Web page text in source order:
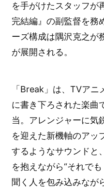
を手がけたスタッフが
完結編』の副監督を務
ーズ構成は隅沢克之が
が展開される。
「Break」は、TVア
に書き下ろされた楽曲
当。アレンジャーに気
を迎えた新機軸のアッ
するようなサウンドと
を抱えながら“それで
聞く人を包み込みなが